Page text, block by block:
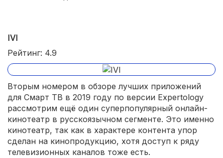
IVI
Рейтинг: 4.9
Вторым номером в обзоре лучших приложений
для Смарт ТВ в 2019 году по версии Expertology
рассмотрим ещё один суперпопулярный онлайн-
кинотеатр в русскоязычном сегменте. Это именно
кинотеатр, так как в характере контента упор
сделан на кинопродукцию, хотя доступ к ряду
телевизионных каналов тоже есть.